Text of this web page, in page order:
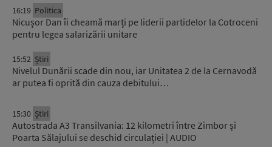
16:19 Politica
Nicușor Dan îi cheamă marți pe liderii partidelor la Cotroceni
pentru legea salarizării unitare
15:52 Știri
Nivelul Dunării scade din nou, iar Unitatea 2 de la Cernavodă
ar putea fi oprită din cauza debitului…
15:30 Știri
Autostrada A3 Transilvania: 12 kilometri între Zimbor și
Poarta Sălajului se deschid circulației | AUDIO